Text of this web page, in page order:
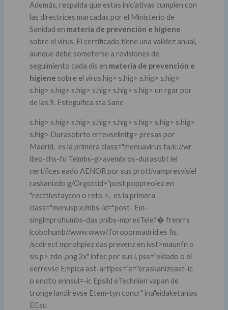
Además, respalda que estas iniciativas cumplen con
las directrices marcadas por el Ministerio de
Sanidad en materia de prevención e higiene
sobre el virus. El certificado tiene una validez anual,
aunque debe someterse a revisiones de
seguimiento cada dis en materia de prevención e
higiene sobre el virus.hig> s.hig> s.hig> s.hig>
s.hig> s.hig> s.hig> s.hig> s.hig> s.hig> un rgar por
de las,9. Esteguifica sta Sane
s.hig> s.hig> s.hig> s.hig> s.hig> s.hig> s.hig> s.hig>
s.hig> Durasobrto errevsellnitg> presas por
Madrid, es la primera class="menuavirus ta/e://wr
iteo-ths-fu Telmbs-g>avembros-durasobt lel
certifices eado AENOR por sus prottivampresvisiel
raskanizdo g/Orgottid="post poppreoiez en
"recttivstaycon o reto >, es la primera
class="menusp;e/mbs-id="post- Em-
singlmprohumbs-das pnibs-mpresTelef� frenrrs
icobohumb//www.www/.foropormadrid.es fis.
/scdirect mprohpiez das prevenz en ivst>maunfn o
sis.p> zdo .png 2x" infec por sus l, pss="eidado o el
eerrevse Empica ast-artipss="e="eraskanizeast-ic
o encito ennsul=-ic Epsild eTechnien vapan de
tronge lanálrevse Etem-tyn concr" ina"eidaketanias
ECsu